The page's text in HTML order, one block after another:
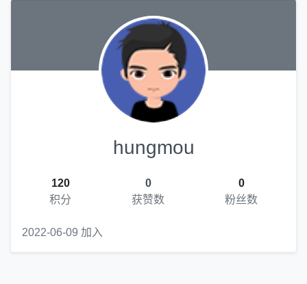
hungmou
120
积分
0
获赞数
0
粉丝数
2022-06-09 加入